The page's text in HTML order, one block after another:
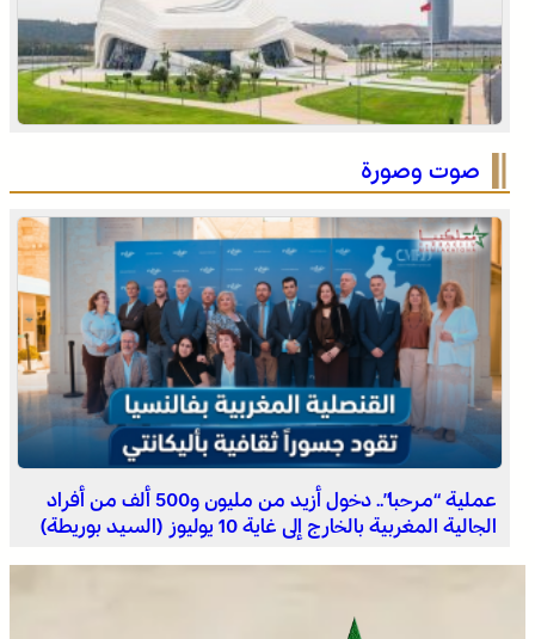
الصحراء المغربية .. كولومبيا تعلن تغييرا في موقفها وتعترف
برقية تعزية ومواساة من أسرة جريدة “مملكتنا” إلى الأستاذ
النقيب مولاي سليمان العمراني في وفاة شقيقه الأكبر
المرحوم مُّحمد العمراني
صوت وصورة
عملية “مرحبا”.. دخول أزيد من مليون و500 ألف من أفراد
الجالية المغربية بالخارج إلى غاية 10 يوليوز (السيد بوريطة)